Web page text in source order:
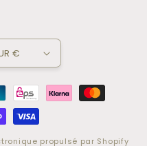
France | EUR €
propulsé par Shopify